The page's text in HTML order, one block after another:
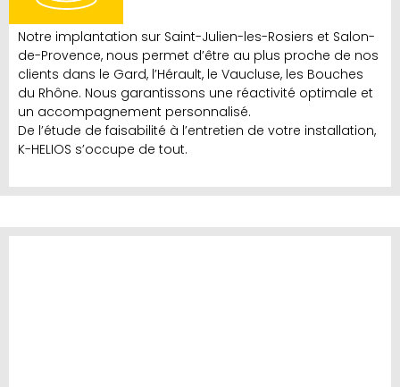
Notre implantation sur Saint-Julien-les-Rosiers et Salon-
de-Provence, nous permet d’être au plus proche de nos
clients dans le Gard, l’Hérault, le Vaucluse, les Bouches
du Rhône. Nous garantissons une réactivité optimale et
un accompagnement personnalisé.
De l’étude de faisabilité à l’entretien de votre installation,
K-HELIOS s’occupe de tout.